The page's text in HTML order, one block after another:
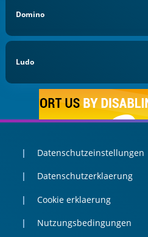
Domino
Ludo
Datenschutzeinstellungen
Datenschutzerklaerung
Cookie erklaerung
Nutzungsbedingungen